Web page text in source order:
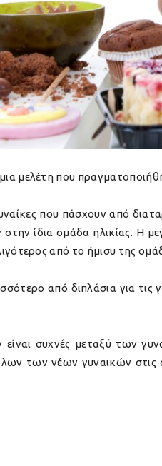
μελέτη που
που πάσχουν από
ίδια ομάδα ηλικίας. Η
από το ήμισυ της
από διπλάσια για
συχνές μεταξύ των
των νέων γυναικών